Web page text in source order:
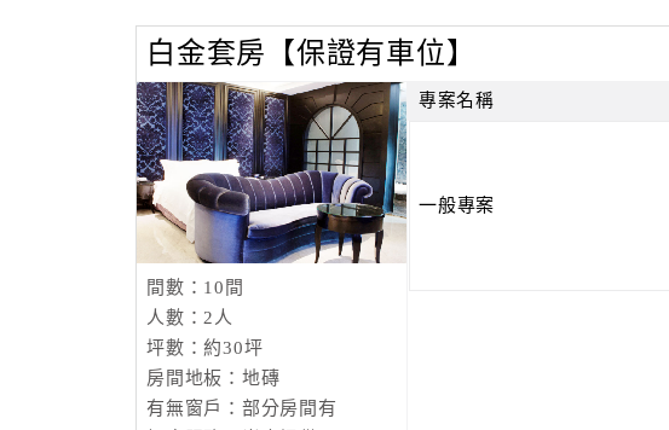
白金套房【保證有車位】
間數：10間
人數：2人
坪數：約30坪
房間地板：地磚
有無窗戶：部分房間有
專案名稱
一般專案